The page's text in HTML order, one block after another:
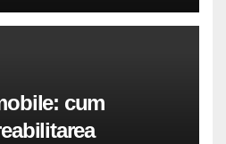
cum